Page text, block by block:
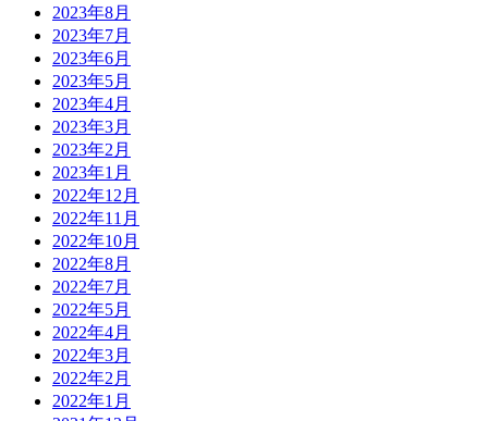
2023年8月
2023年7月
2023年6月
2023年5月
2023年4月
2023年3月
2023年2月
2023年1月
2022年12月
2022年11月
2022年10月
2022年8月
2022年7月
2022年5月
2022年4月
2022年3月
2022年2月
2022年1月